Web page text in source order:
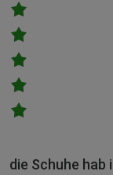
die Schuhe hab